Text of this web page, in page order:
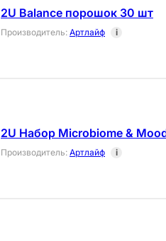
2U Balance порошок 30 шт
Производитель: Артлайф i
2U Набор Microbiome &
Производитель: Артлайф i